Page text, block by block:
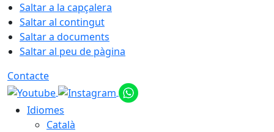
Saltar a la capçalera
Saltar al contingut
Saltar a documents
Saltar al peu de pàgina
Contacte
Idiomes
Català